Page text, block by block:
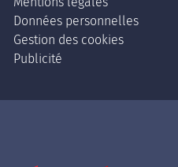
Données personnelles
Gestion des cookies
Publicité